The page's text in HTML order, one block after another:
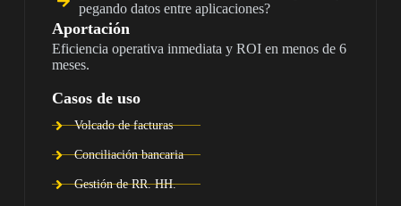
pegando datos entre aplicaciones?
Aportación
Eficiencia operativa inmediata y ROI en menos de 6
meses.
Casos de uso
Volcado de facturas
Conciliación bancaria
Gestión de RR. HH.